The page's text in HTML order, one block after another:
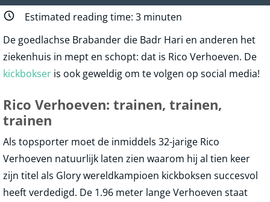
Estimated reading time: 3 minuten
De goedlachse Brabander die Badr Hari en anderen het
ziekenhuis in mept en schopt: dat is Rico Verhoeven. De
kickbokser is ook geweldig om te volgen op social media!
Rico Verhoeven: trainen, trainen,
trainen
Als topsporter moet de inmiddels 32-jarige Rico
Verhoeven natuurlijk laten zien waarom hij al tien keer
zijn titel als Glory wereldkampioen kickboksen succesvol
heeft verdedigd. De 1.96 meter lange Verhoeven staat